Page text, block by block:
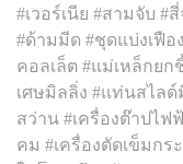
#เวอร์เนีย #สามจับ #
#ด้ามมีด #ชุดแบ่งเฟือ
คอลเล็ต #แม่เหล็กย
เศษมิลลิ่ง #แท่นสไลด์
สว่าน #เครื่องต๊าปไฟ
คม #เครื่องตัดเข็มก